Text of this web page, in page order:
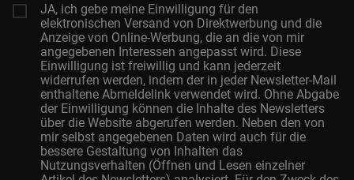
JA, ich gebe meine Einwilligung für den
elektronischen Versand von Direktwerbung und die
Anzeige von Online-Werbung, die an die von mir
angegebenen Interessen angepasst wird. Diese
Einwilligung ist freiwillig und kann jederzeit
widerrufen werden, indem der in jeder Newsletter-Mail
enthaltene Abmeldelink verwendet wird. Ohne Abgabe
der Einwilligung können die Inhalte des Newsletters
über die Website abgerufen werden. Neben den von
mir selbst angegebenen Daten wird auch für die
bessere Gestaltung von Inhalten das
Nutzungsverhalten (Öffnen und Lesen einzelner